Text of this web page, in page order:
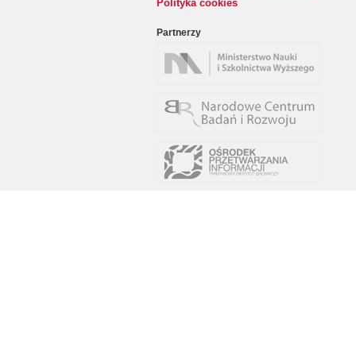
Polityka cookies
Partnerzy